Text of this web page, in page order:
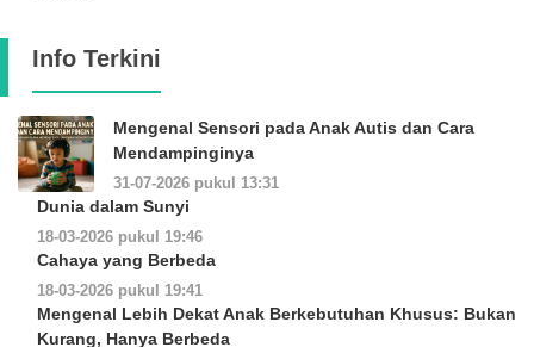
Info Terkini
Mengenal Sensori pada Anak Autis dan Cara
Mendampinginya
31-07-2026 pukul 13:31
Dunia dalam Sunyi
18-03-2026 pukul 19:46
Cahaya yang Berbeda
18-03-2026 pukul 19:41
Mengenal Lebih Dekat Anak Berkebutuhan Khusus: Bukan
Kurang, Hanya Berbeda